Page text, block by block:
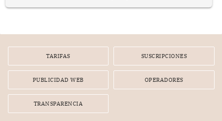
TARIFAS SUSCRIPCIONES
PUBLICIDAD WEB OPERADORES
TRANSPARENCIA